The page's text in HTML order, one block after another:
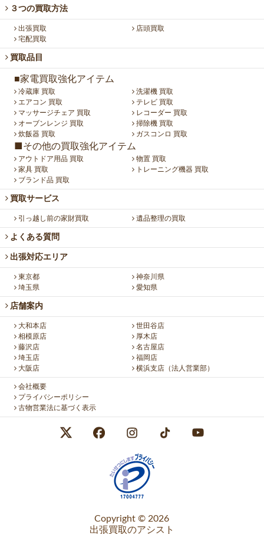
３つの買取方法
出張買取
店頭買取
宅配買取
買取品目
■家電買取強化アイテム
冷蔵庫 買取
洗濯機 買取
エアコン 買取
テレビ 買取
マッサージチェア 買取
レコーダー 買取
オーブンレンジ 買取
掃除機 買取
炊飯器 買取
ガスコンロ 買取
■その他の買取強化アイテム
アウトドア用品 買取
物置 買取
家具 買取
トレーニング機器 買取
ブランド品 買取
買取サービス
引っ越し前の家財買取 遺品整理の買取
よくある質問
出張対応エリア
東京都
神奈川県
埼玉県
愛知県
店舗案内
大和本店
世田谷店
相模原店
厚木店
藤沢店
名古屋店
埼玉店
福岡店
大阪店
横浜支店（法人営業部）
会社概要
プライバシーポリシー
古物営業法に基づく表示
Copyright © 2026
出張買取のアシスト